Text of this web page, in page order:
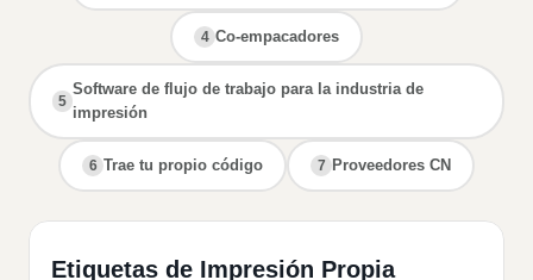
4 Co-empacadores
5
Software de flujo de trabajo para la industria de
impresión
6 Trae tu propio código 7 Proveedores CN
Etiquetas de Impresión Propia